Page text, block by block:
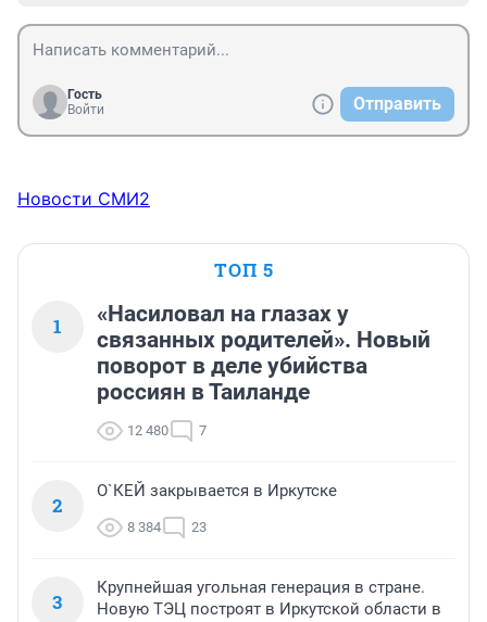
Гость
Войти
Отправить
Новости СМИ2
ТОП 5
1
«Насиловал на глазах у
связанных родителей». Новый
поворот в деле убийства
россиян в Таиланде
12 480 7
2
О`КЕЙ закрывается в Иркутске
8 384 23
3
Крупнейшая угольная генерация в стране.
Новую ТЭЦ построят в Иркутской области в